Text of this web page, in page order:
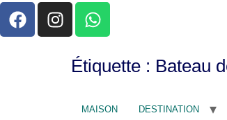
Étiquette : Bateau
MAISON DESTINATION